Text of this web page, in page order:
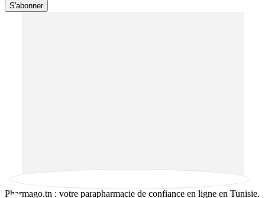
S'abonner
Pharmago.tn : votre parapharmacie de confiance en ligne en Tunisie.